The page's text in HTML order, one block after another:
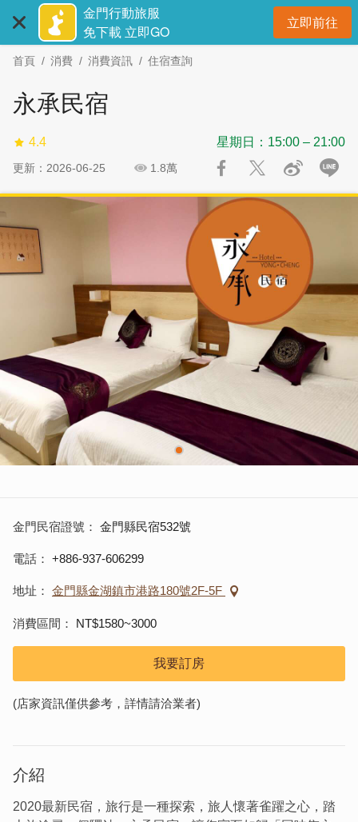
主
金門行動旅服
免下載 立即GO
立即前往開
首頁 消費 消費資訊 住宿查詢
永承民宿
4.4 星期日：15:00 – 21:00
更新：2026-06-25 1.8萬
社
金門民宿證號 金門縣民宿532號
電話 +886-937-606299
地址 金門縣金湖鎮市港路180號2F-5F
消費區間 NT$1580~3000
我要訂房
(店家資訊僅供參考，詳情請洽業者)
介紹
2020最新民宿，旅行是一種探索，旅人懷著雀躍之心，踏